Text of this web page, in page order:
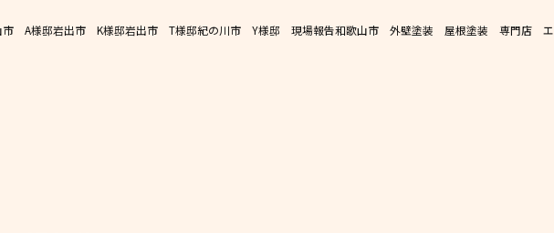
市 A様邸岩出市 K様邸岩出市 T様邸紀の川市 Y様邸 現場報告和歌山市 外壁塗装 屋根塗装 専門店 エ